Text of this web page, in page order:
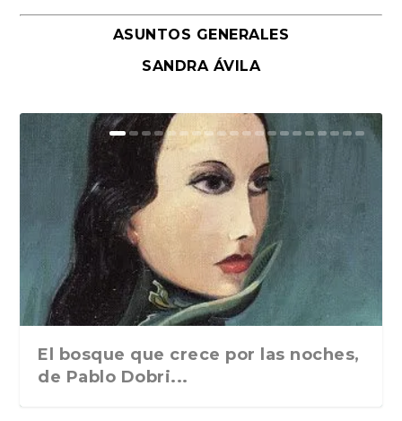
ASUNTOS GENERALES
SANDRA ÁVILA
El bosque que crece por las noches,
de Pablo Dobri...